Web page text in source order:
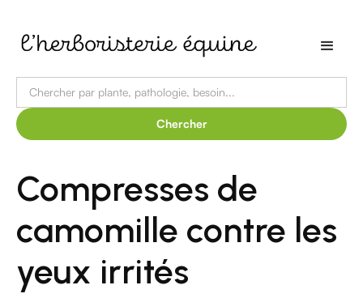
Compresses de
camomille contre les
yeux irrités